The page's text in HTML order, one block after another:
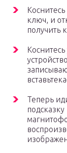
ключ, и
получить
Теперь